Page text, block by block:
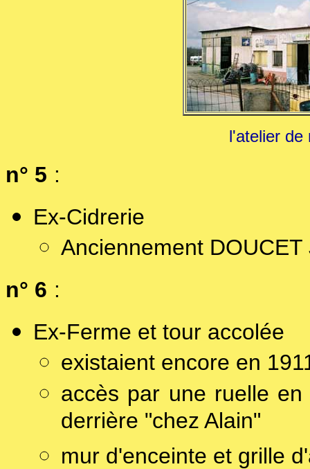
l'atelier de
n° 5 :
Ex-Cidrerie
Anciennement DOUCET
n° 6 :
Ex-Ferme et tour accolée
existaient encore en
accès par une ruelle
derrière "chez Alain"
mur d'enceinte et grille